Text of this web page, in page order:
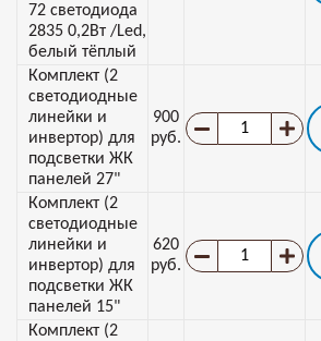
72 светодиода
2835 0,2Вт /Led,
белый тёплый
Комплект (2
светодиодные
линейки и
инвертор) для
подсветки ЖК
панелей 27"
900
руб.
Комплект (2
светодиодные
линейки и
инвертор) для
подсветки ЖК
панелей 15"
620
руб.
Комплект (2